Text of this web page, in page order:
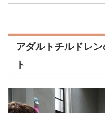
アダルトチルドレ
ト